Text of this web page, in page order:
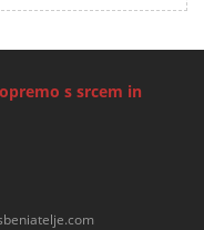
s srcem in